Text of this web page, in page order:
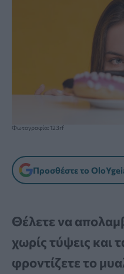
Φωτογραφία: 123rf
Προσθέστε το
Θέλετε να
χωρίς τύψεις και
φροντίζετε το